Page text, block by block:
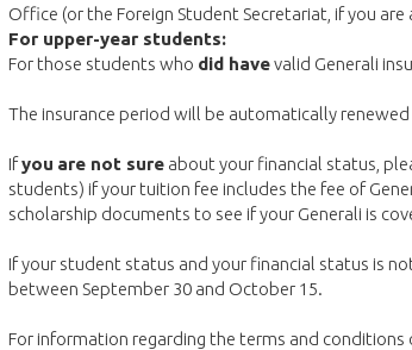
Office (or the Foreign Student Secretariat, if you
For upper-year students:
For those students who did havevalid Generali
The insurance period will be automatically
Ifyou are not sure about your financial status,
students) if your tuition fee includes the fee of
scholarship documents to see if your Generali is
If your student status and your financial status is
between September 30 and October 15.
For information regarding the terms and